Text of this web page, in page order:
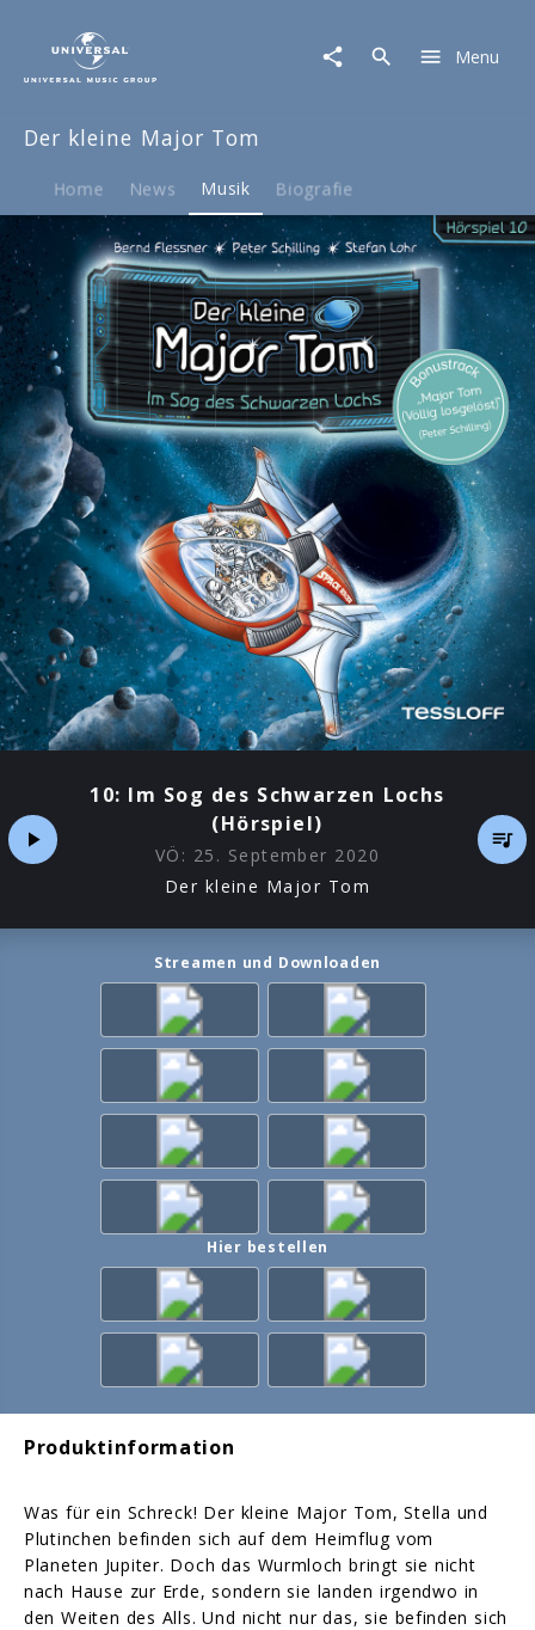
Tom
Musik
Im
Sog
des
Schwarzen
Lochs
(Hörspiel)
Menu
Der kleine Major Tom
Home News Musik Biografie
10: Im Sog des Schwarzen Lochs
(Hörspiel)
VÖ: 25. September 2020
Der kleine Major Tom
Streamen und Downloaden
Hier bestellen
Produktinformation
Was für ein Schreck! Der kleine Major Tom, Stella und
Plutinchen befinden sich auf dem Heimflug vom
Planeten Jupiter. Doch das Wurmloch bringt sie nicht
nach Hause zur Erde, sondern sie landen irgendwo in
den Weiten des Alls. Und nicht nur das, sie befinden sich